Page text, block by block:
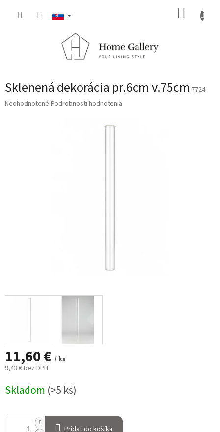
Sklenená dekorácia pr.6cm v.75cm 7724
Priemerné
Neohodnotené Podrobnosti hodnotenia
11,60 € / ks
9,43 € bez DPH
cena:
Skladom (>5 ks)
Pridať do košíka